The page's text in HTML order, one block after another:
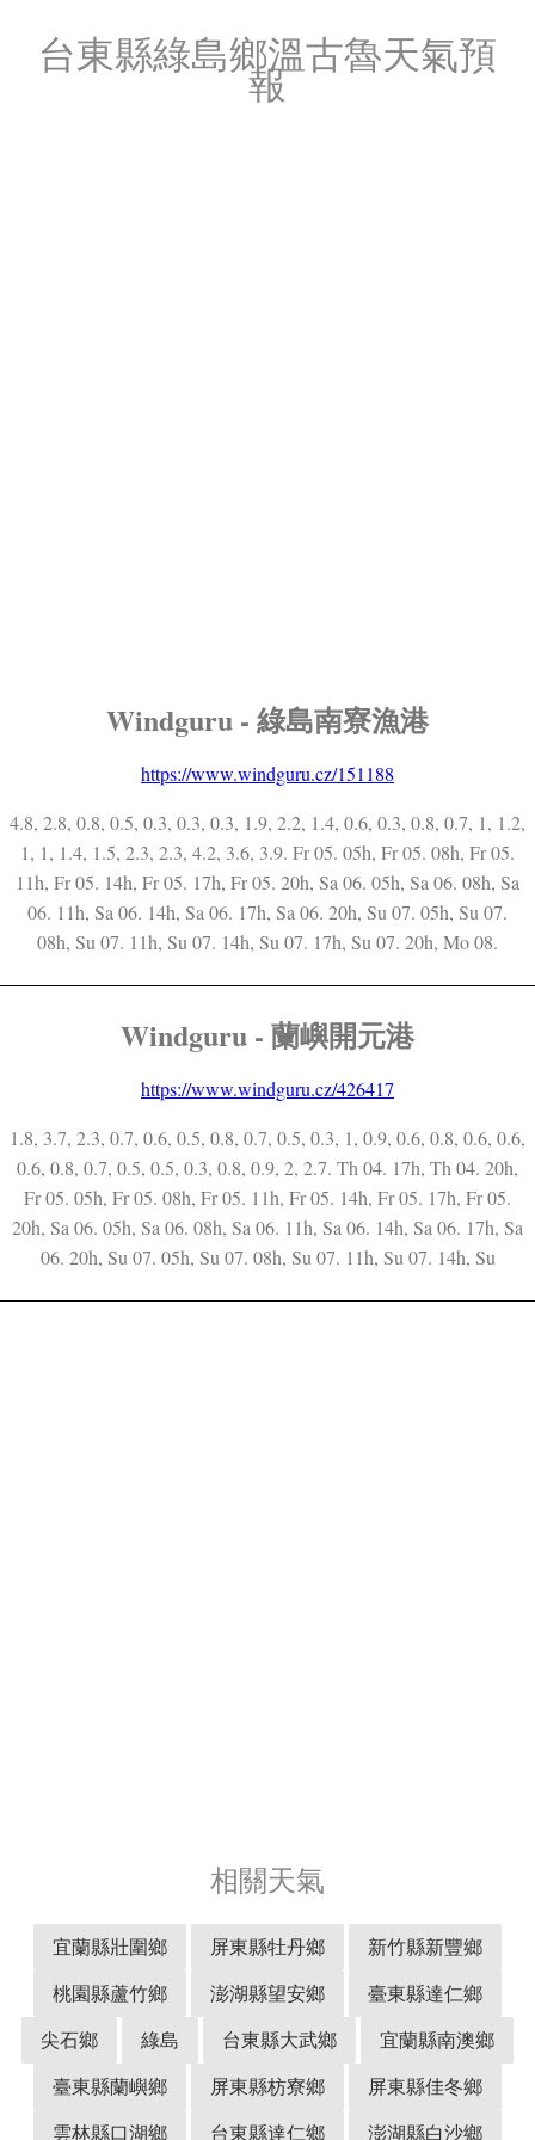
台東縣綠島鄉溫古魯天氣預
報
Windguru - 綠島南寮漁港
https://www.windguru.cz/151188
4.8, 2.8, 0.8, 0.5, 0.3, 0.3, 0.3, 1.9, 2.2, 1.4, 0.6, 0.3, 0.8, 0.7, 1, 1.2,
1, 1, 1.4, 1.5, 2.3, 2.3, 4.2, 3.6, 3.9. Fr 05. 05h, Fr 05. 08h, Fr 05.
11h, Fr 05. 14h, Fr 05. 17h, Fr 05. 20h, Sa 06. 05h, Sa 06. 08h, Sa
06. 11h, Sa 06. 14h, Sa 06. 17h, Sa 06. 20h, Su 07. 05h, Su 07.
08h, Su 07. 11h, Su 07. 14h, Su 07. 17h, Su 07. 20h, Mo 08.
Windguru - 蘭嶼開元港
https://www.windguru.cz/426417
1.8, 3.7, 2.3, 0.7, 0.6, 0.5, 0.8, 0.7, 0.5, 0.3, 1, 0.9, 0.6, 0.8, 0.6, 0.6,
0.6, 0.8, 0.7, 0.5, 0.5, 0.3, 0.8, 0.9, 2, 2.7. Th 04. 17h, Th 04. 20h,
Fr 05. 05h, Fr 05. 08h, Fr 05. 11h, Fr 05. 14h, Fr 05. 17h, Fr 05.
20h, Sa 06. 05h, Sa 06. 08h, Sa 06. 11h, Sa 06. 14h, Sa 06. 17h, Sa
06. 20h, Su 07. 05h, Su 07. 08h, Su 07. 11h, Su 07. 14h, Su
相關天氣
宜蘭縣壯圍鄉 屏東縣牡丹鄉
新竹縣新豐鄉
桃園縣蘆竹鄉
澎湖縣望安鄉
臺東縣達仁鄉
尖石鄉
綠島 台東縣大武鄉
宜蘭縣南澳鄉
臺東縣蘭嶼鄉
屏東縣枋寮鄉
屏東縣佳冬鄉
雲林縣口湖鄉
台東縣達仁鄉 澎湖縣白沙鄉